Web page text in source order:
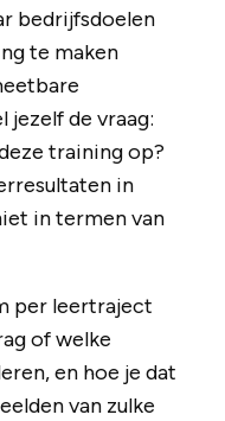
bedrijfsdoelen
te maken
de vraag:
training op?
in
in termen van
per leertraject
of welke
en hoe je dat
van zulke